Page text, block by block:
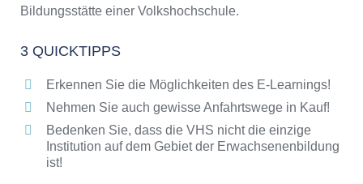
Das bundesweite Netzwerk der
Abendschulen rund um Oppenau
Bildungsangebote der VHS
Bildungsstätte einer Volkshochschule.
3 QUICKTIPPS
Erkennen Sie die Möglichkeiten des E-Learnings!
Nehmen Sie auch gewisse Anfahrtswege in Kauf!
Bedenken Sie, dass die VHS nicht die einzige
Institution auf dem Gebiet der Erwachsenenbildung
ist!